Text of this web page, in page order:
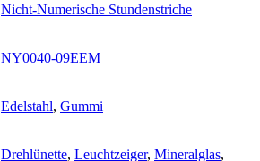
Nicht-Numerische Stundenstriche
NY0040-09EEM
Edelstahl, Gummi
Drehlünette, Leuchtzeiger, Mineralglas,